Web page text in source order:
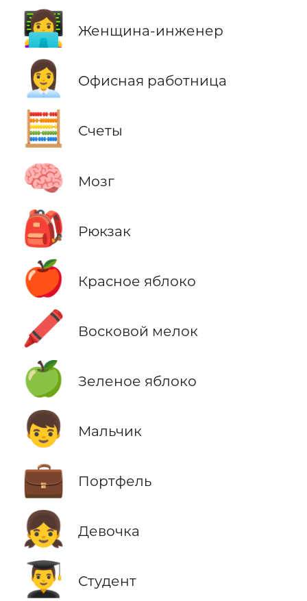
👩‍💻 Женщина-инженер
👩‍💼 Офисная работница
🧮 Счеты
🧠 Мозг
🎒 Рюкзак
🍎 Красное яблоко
🖍️ Восковой мелок
🍏 Зеленое яблоко
👦 Мальчик
💼 Портфель
👧 Девочка
👨‍🎓 Студент